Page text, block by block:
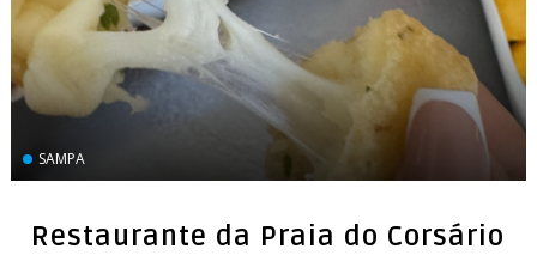
SAMPA
Restaurante da Praia do Corsário